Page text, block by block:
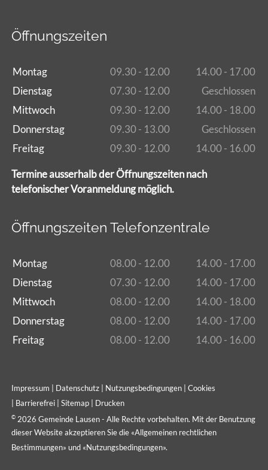
Öffnungszeiten
Montag 09.30 - 12.00
14.00 - 17.00
Dienstag
07.30 - 12.00
Geschlossen
Mittwoch
09.30 - 12.00
14.00 - 18.00
Donnerstag
09.30 - 13.00
Geschlossen
Freitag
09.30 - 12.00 14.00 - 16.00
Termine ausserhalb der Öffnungszeiten nach
telefonischer Voranmeldung möglich.
Öffnungszeiten Telefonzentrale
Montag 08.00 - 12.00
14.00 - 17.00
Dienstag
07.30 - 12.00
14.00 - 17.00
Mittwoch
08.00 - 12.00
14.00 - 18.00
Donnerstag
08.00 - 12.00
14.00 - 17.00
Freitag
08.00 - 12.00 14.00 - 16.00
© 2026 Gemeinde Lausen - Alle Rechte vorbehalten. Mit der Benutzung
dieser Website akzeptieren Sie die «Allgemeinen rechtlichen
Bestimmungen» und «Nutzungsbedingungen».
Impressum Datenschutz Nutzungsbedingungen
Cookies
Barrierefrei Sitemap Drucken